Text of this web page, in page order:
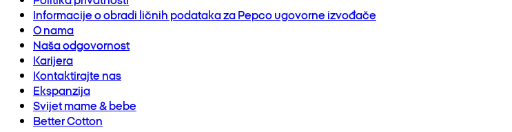
Informacije o obradi ličnih podataka za Pepco ugovorne izvođače
O nama
Naša odgovornost
Karijera
Kontaktirajte nas
Ekspanzija
Svijet mame & bebe
Better Cotton